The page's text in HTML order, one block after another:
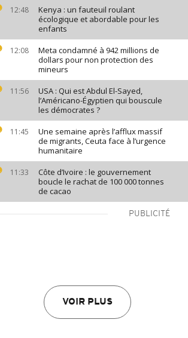
12:48
Kenya : un fauteuil roulant
écologique et abordable pour les
enfants
12:08
Meta condamné à 942 millions de
dollars pour non protection des
mineurs
11:56
USA : Qui est Abdul El-Sayed,
l’Américano-Égyptien qui bouscule
les démocrates ?
11:45
Une semaine après l’afflux massif
de migrants, Ceuta face à l’urgence
humanitaire
11:33
Côte d’Ivoire : le gouvernement
boucle le rachat de 100 000 tonnes
de cacao
PUBLICITÉ
VOIR PLUS